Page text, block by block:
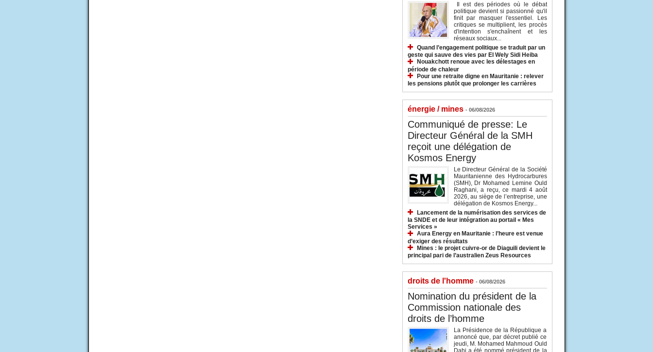
Il est des périodes où le débat
politique devient si passionné qu'il
finit par masquer l'essentiel. Les
critiques se multiplient, les procès
d'intention s'enchaînent et les
réseaux sociaux...
Quand l’engagement politique se traduit par un
geste qui sauve des vies par El Wely Sidi Heiba
Nouakchott renoue avec les délestages en
période de chaleur
Pour une retraite digne en Mauritanie : relever
les pensions plutôt que prolonger les carrières
énergie / mines - 06/08/2026
Communiqué de presse: Le
Directeur Général de la SMH
reçoit une délégation de
Kosmos Energy
Le Directeur Général de la Société
Mauritanienne des Hydrocarbures
(SMH), Dr Mohamed Lemine Ould
Raghani, a reçu, ce mardi 4 août
2026, au siège de l’entreprise, une
délégation de Kosmos Energy...
Lancement de la numérisation des services de
la SNDE et de leur intégration au portail « Mes
Services »
Aura Energy en Mauritanie : l’heure est venue
d’exiger des résultats
Mines : le projet cuivre-or de Diaguili devient le
principal pari de l’australien Zeus Resources
droits de l'homme - 06/08/2026
Nomination du président de la
Commission nationale des
droits de l’homme
La Présidence de la République a
annoncé que, par décret publié ce
jeudi, M. Mohamed Mahmoud Ould
Dahi a été nommé président de la